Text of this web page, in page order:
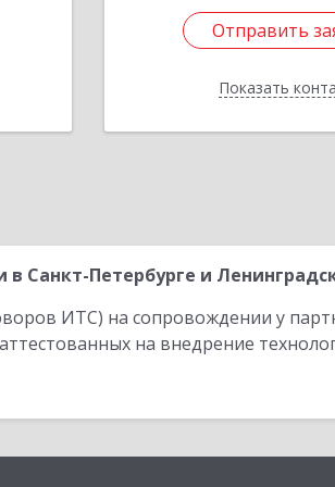
Отправить
Показать
Отправить
Назад
Санкт-Петербурге и
ИТС) на сопровождении у
на внедрение